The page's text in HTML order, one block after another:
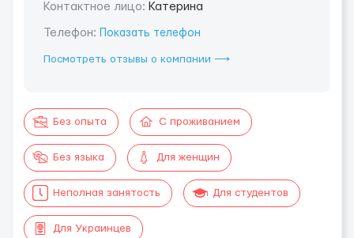
Контактное лицо: Катерина
Телефон: Показать телефон
Посмотреть отзывы о компании ⟶
Без опыта С проживанием
Без языка Для женщин
Неполная занятость Для студентов
Для Украинцев